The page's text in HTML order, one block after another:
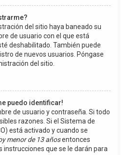
del sitio haya baneado su
de usuario con el que está
deshabilitado. También puede
de nuevos usuarios. Póngase
del sitio.
puedo identificar!
de usuario y contraseña. Si todo
razones. Si el Sistema de
está activado y cuando se
menor de 13 añosentonces
instrucciones que se le darán para